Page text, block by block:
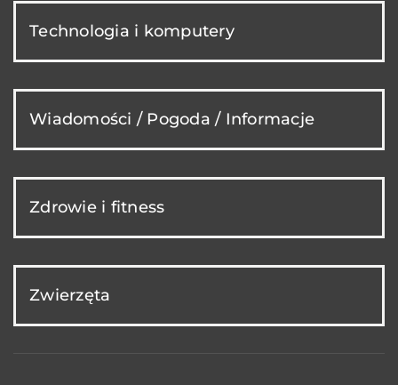
Technologia i komputery
Wiadomości / Pogoda / Informacje
Zdrowie i fitness
Zwierzęta